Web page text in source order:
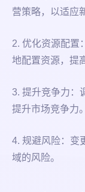
营策略，以适应
2. 优化资源配置
地配置资源，提
3. 提升竞争力：
提升市场竞争力。
4. 规避风险：变
域的风险。